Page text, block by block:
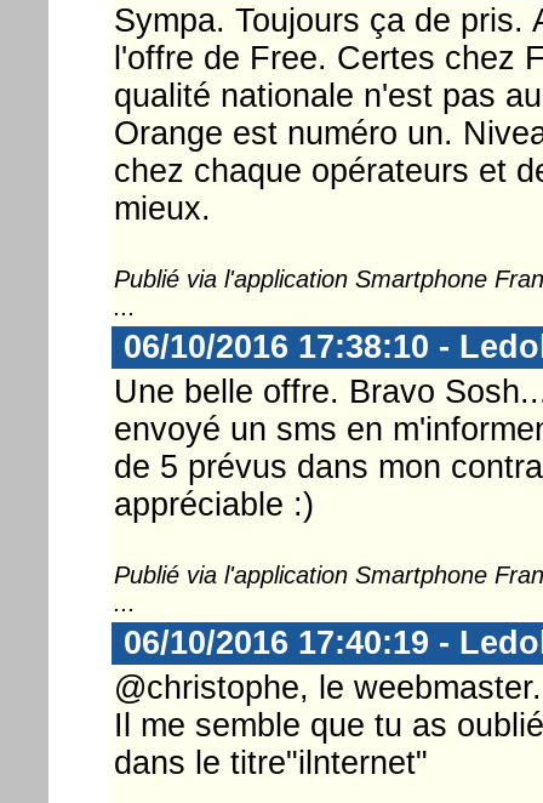
Sympa. Toujours ça de pris.
l'offre de Free. Certes chez
qualité nationale n'est pas
Orange est numéro un.
chez chaque opérateurs et
mieux.
Publié via l'application Smartphone
...
06/10/2016 17:38:10 -
Une belle offre. Bravo
envoyé un sms en
de 5 prévus dans mon
appréciable :)
Publié via l'application Smartphone
...
06/10/2016 17:40:19 -
@christophe, le weebmaster.
Il me semble que tu as
dans le titre"ilnternet"